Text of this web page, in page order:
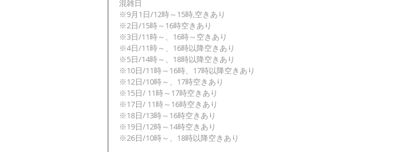
混雑日
※9月1日/12時～15時,空きあり
※2日/15時～16時空きあり
※3日/11時～、16時～空きあり
※4日/11時～、16時以降空きあり
※5日/14時～、18時以降空きあり
※10日/11時～16時、17時以降空きあり
※12日/10時～、17時空きあり
※15日/ 11時～17時空きあり
※17日/ 11時～16時空きあり
※18日/13時～16時空きあり
※19日/12時～14時空きあり
※26日/10時～、18時以降空きあり